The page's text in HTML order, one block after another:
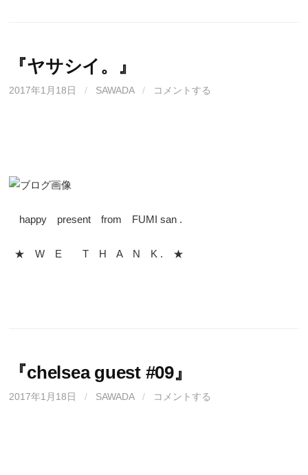
『ヤサシイ。』
2017年1月18日 / SAWADA / コメントする
happy present from FUMI san .
★ W E T H A N K . ★
『chelsea guest #09』
2017年1月18日 / SAWADA / コメントする